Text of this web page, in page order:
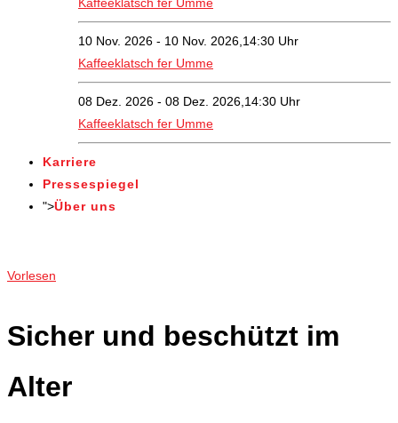
10 Nov. 2026 - 10 Nov. 2026,14:30 Uhr
Kaffeeklatsch fer Umme
08 Dez. 2026 - 08 Dez. 2026,14:30 Uhr
Kaffeeklatsch fer Umme
Karriere
Pressespiegel
">Über uns
Vorlesen
Sicher und beschützt im
Alter